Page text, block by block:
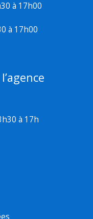
à 17h00
à 17h00
à 17h